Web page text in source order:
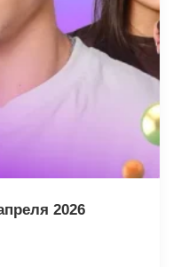
2026